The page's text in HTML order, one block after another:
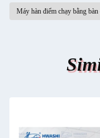
complete
Máy hàn điểm chạy bằng bàn